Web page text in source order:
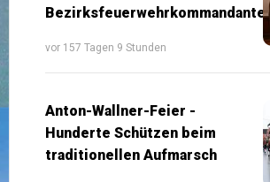
Bezirksfeuerwehrkommandanten
vor 157 Tagen 9 Stunden
Anton-Wallner-Feier -
Hunderte Schützen beim
traditionellen Aufmarsch